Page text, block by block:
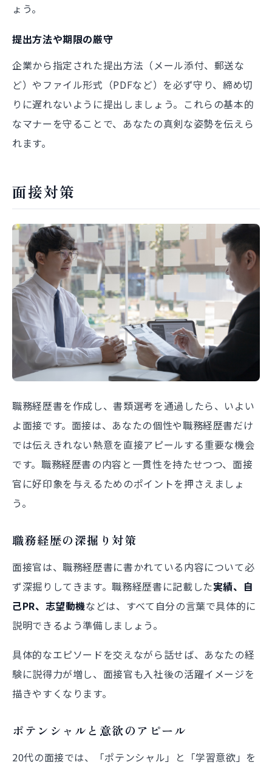
ょう。
提出方法や期限の厳守
企業から指定された提出方法（メール添付、郵送な
ど）やファイル形式（PDFなど）を必ず守り、締め切
りに遅れないように提出しましょう。これらの基本的
なマナーを守ることで、あなたの真剣な姿勢を伝えら
れます。
面接対策
職務経歴書を作成し、書類選考を通過したら、いよい
よ面接です。面接は、あなたの個性や職務経歴書だけ
では伝えきれない熱意を直接アピールする重要な機会
です。職務経歴書の内容と一貫性を持たせつつ、面接
官に好印象を与えるためのポイントを押さえましょ
う。
職務経歴の深掘り対策
面接官は、職務経歴書に書かれている内容について必
ず深掘りしてきます。職務経歴書に記載した実績、自
己PR、志望動機などは、すべて自分の言葉で具体的に
説明できるよう準備しましょう。
具体的なエピソードを交えながら話せば、あなたの経
験に説得力が増し、面接官も入社後の活躍イメージを
描きやすくなります。
ポテンシャルと意欲のアピール
20代の面接では、「ポテンシャル」と「学習意欲」を